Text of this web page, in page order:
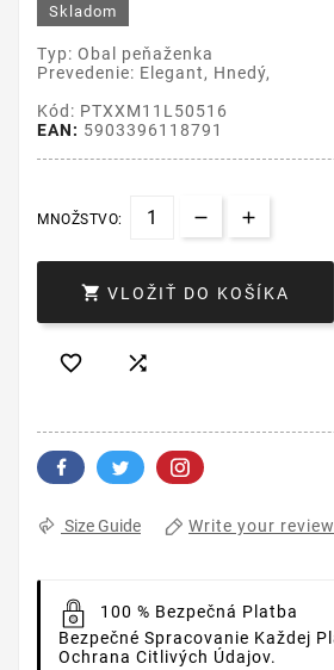
Skladom
Typ: Obal peňaženka
Prevedenie: Elegant, Hnedý,
Kód: PTXXM11L50516
EAN: 5903396118791
MNOŽSTVO:
 VLOŽIŤ DO KOŠÍKA
 
Size Guide Write your review
100 % Bezpečná Platba
Bezpečné Spracovanie Každej
Ochrana Citlivých Údajov.